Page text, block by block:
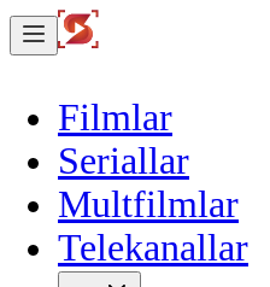
Filmlar
Seriallar
Multfilmlar
Telekanallar